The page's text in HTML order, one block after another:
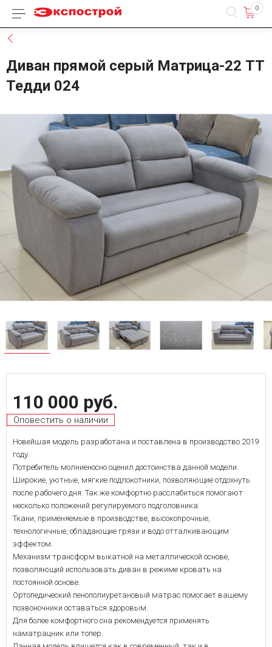
Каталог товаров 0
Диван прямой серый Матрица-22 ТТ
Тедди 024
110 000 руб.
Оповестить о наличии
Новейшая модель разработана и поставлена в производство 2019
году.
Потребитель молниеносно оценил достоинства данной модели.
Широкие, уютные, мягкие подлокотники, позволяющие отдохнуть
после рабочего дня. Так же комфортно расслабиться помогают
несколько положений регулируемого подголовника.
Ткани, применяемые в производстве, высокопрочные,
технологичные, обладающие грязи и водо отталкивающим
эффектом.
Механизм трансформ выкатной на металлической основе,
позволяющий использовать диван в режиме кровать на
постоянной основе.
Ортопедический пенополиуретановый матрас помогает вашему
позвоночники оставаться здоровым.
Для более комфортного сна рекомендуется применять
наматрацник или топер.